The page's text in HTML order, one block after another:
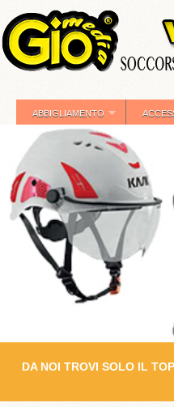
ABBIGLIAMENTO
DA NOI TROVI SOLO IL